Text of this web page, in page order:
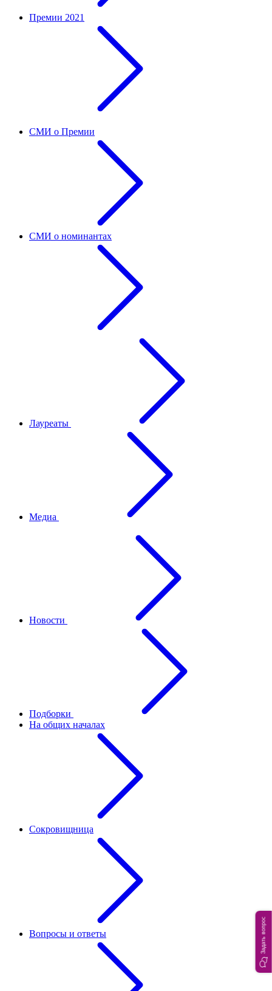
Премии 2021
СМИ о Премии
СМИ о номинантах
Лауреаты
Медиа
Новости
Подборки
На общих началах
Сокровищница
Вопросы и ответы Задать вопрос